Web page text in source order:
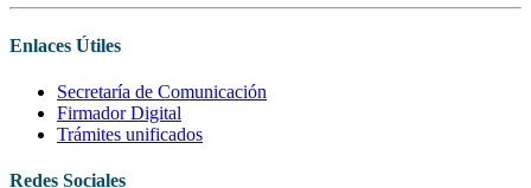
Enlaces Útiles
Secretaría de Comunicación
Firmador Digital
Trámites unificados
Redes Sociales